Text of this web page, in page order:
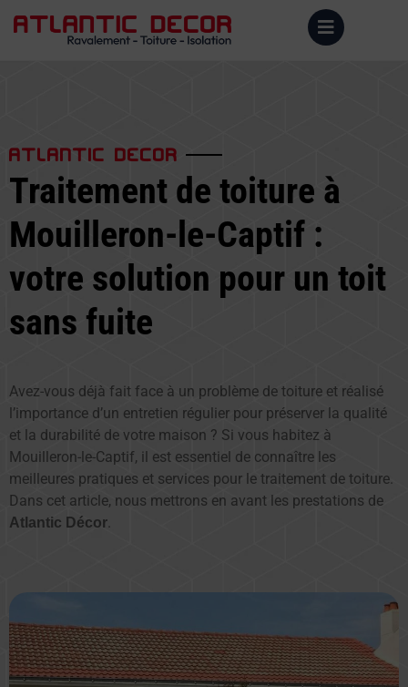
ATLANTIC DECOR
Traitement de toiture à
Mouilleron-le-Captif :
votre solution pour un toit
sans fuite
Avez-vous déjà fait face à un problème de toiture et réalisé
l’importance d’un entretien régulier pour préserver la qualité
et la durabilité de votre maison ? Si vous habitez à
Mouilleron-le-Captif, il est essentiel de connaître les
meilleures pratiques et services pour le traitement de toiture.
Dans cet article, nous mettrons en avant les prestations de
Atlantic Décor.